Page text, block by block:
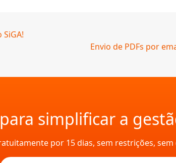
Envio de PDFs por
simplificar a
por 15 dias, sem restrições,